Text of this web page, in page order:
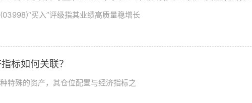
买入”评级指其业绩高质量稳增长
标如何关联？
特殊的资产，其仓位配置与经济指标之